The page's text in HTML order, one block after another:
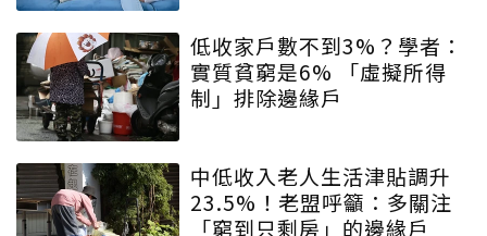
低收家戶數不到3%？學者：
實質貧窮是6% 「虛擬所得
制」排除邊緣戶
中低收入老人生活津貼調升
23.5%！老盟呼籲：多關注
「窮到只剩房」的邊緣戶